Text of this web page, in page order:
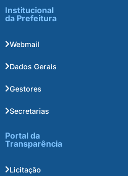
Institucional
da Prefeitura
Webmail
Dados Gerais
Gestores
Secretarias
Portal da
Transparência
Licitação